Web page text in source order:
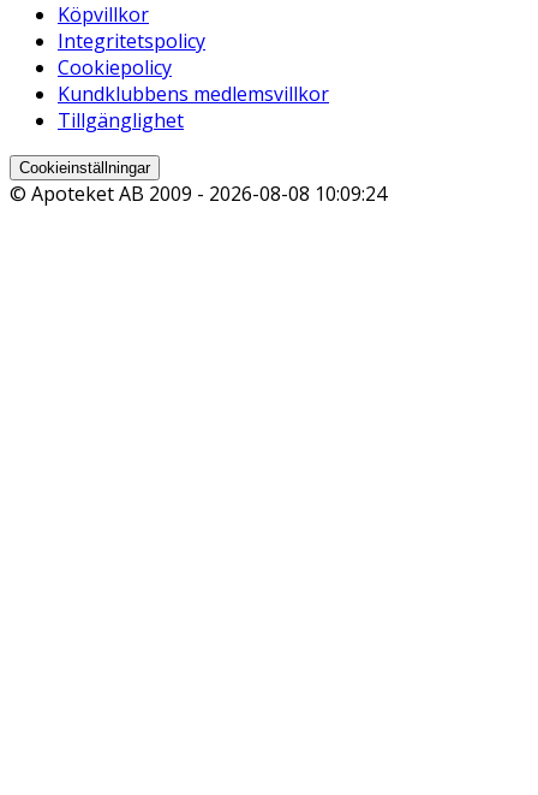
Köpvillkor
Integritetspolicy
Cookiepolicy
Kundklubbens medlemsvillkor
Tillgänglighet
Cookieinställningar
© Apoteket AB 2009 - 2026-08-08 10:09:24